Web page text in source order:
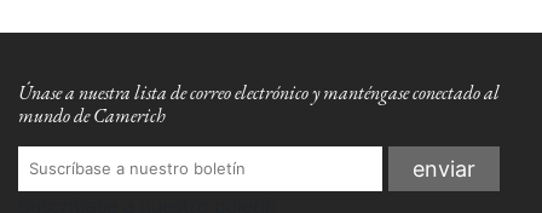
Únase a nuestra lista de correo electrónico y manténgase conectado al
mundo de Camerich